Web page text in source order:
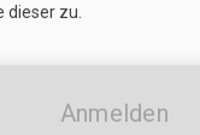
dieser zu.
Anmelden